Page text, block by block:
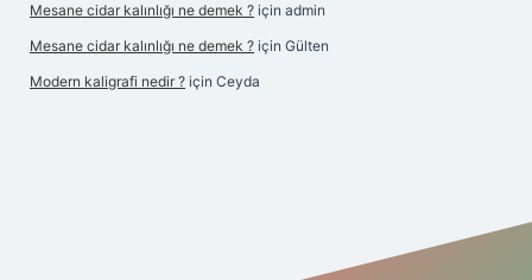
Mesane cidar kalınlığı ne demek ? için admin
Mesane cidar kalınlığı ne demek ? için Gülten
Modern kaligrafi nedir ? için Ceyda